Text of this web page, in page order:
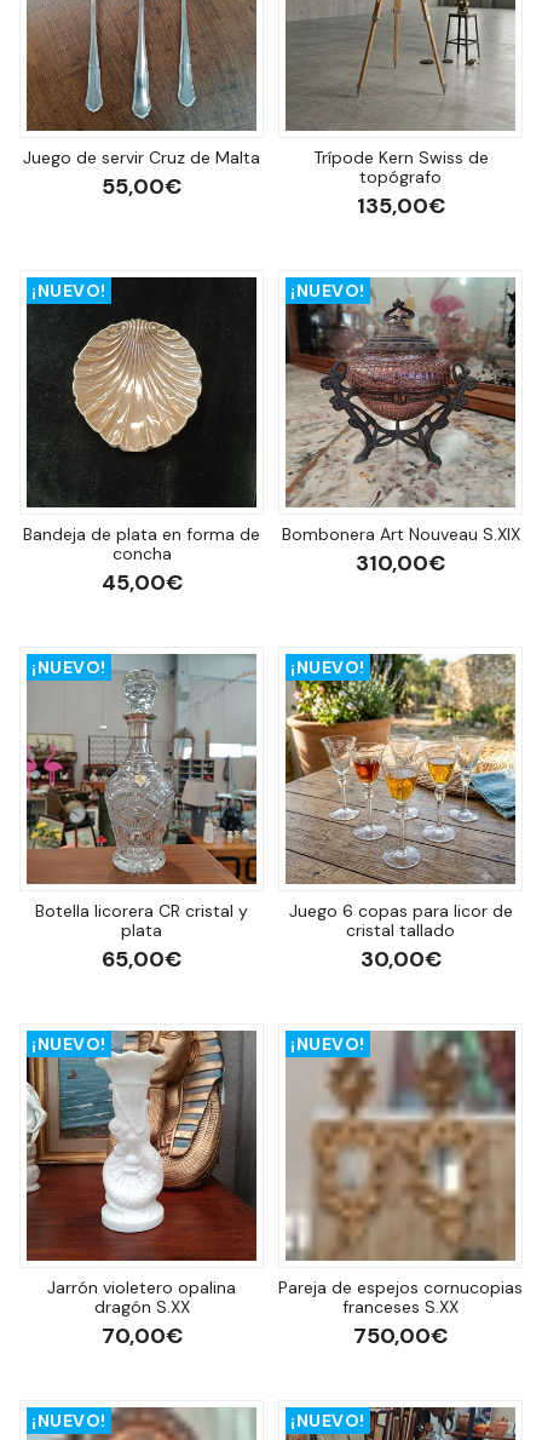
Juego de servir Cruz de Malta
55,00€
Trípode Kern Swiss de
topógrafo
135,00€
¡NUEVO!
Bandeja de plata en forma de
concha
45,00€
¡NUEVO!
Bombonera Art Nouveau S.XIX
310,00€
¡NUEVO!
Botella licorera CR cristal y
plata
65,00€
¡NUEVO!
Juego 6 copas para licor de
cristal tallado
30,00€
¡NUEVO!
Jarrón violetero opalina
dragón S.XX
70,00€
¡NUEVO!
Pareja de espejos cornucopias
franceses S.XX
750,00€
¡NUEVO! ¡NUEVO!